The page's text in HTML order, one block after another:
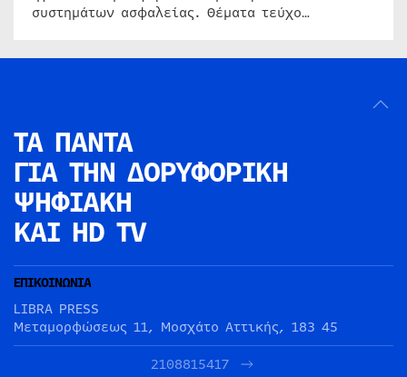
συστημάτων ασφαλείας. Θέματα τεύχο…
ΤΑ ΠΑΝΤΑ
ΓΙΑ ΤΗΝ ΔΟΡΥΦΟΡΙΚΗ
ΨΗΦΙΑΚΗ
ΚΑΙ HD TV
ΕΠΙΚΟΙΝΩΝΙΑ
LIBRA PRESS
Μεταμορφώσεως 11, Μοσχάτο Αττικής, 183 45
2108815417